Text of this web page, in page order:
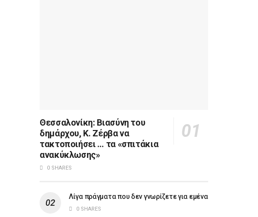
Θεσσαλονίκη: Βιασύνη του
δημάρχου, Κ. Ζέρβα να
τακτοποιήσει … τα «σπιτάκια
ανακύκλωσης»
0 SHARES
Λίγα πράγματα που δεν γνωρίζετε για εμένα
0 SHARES